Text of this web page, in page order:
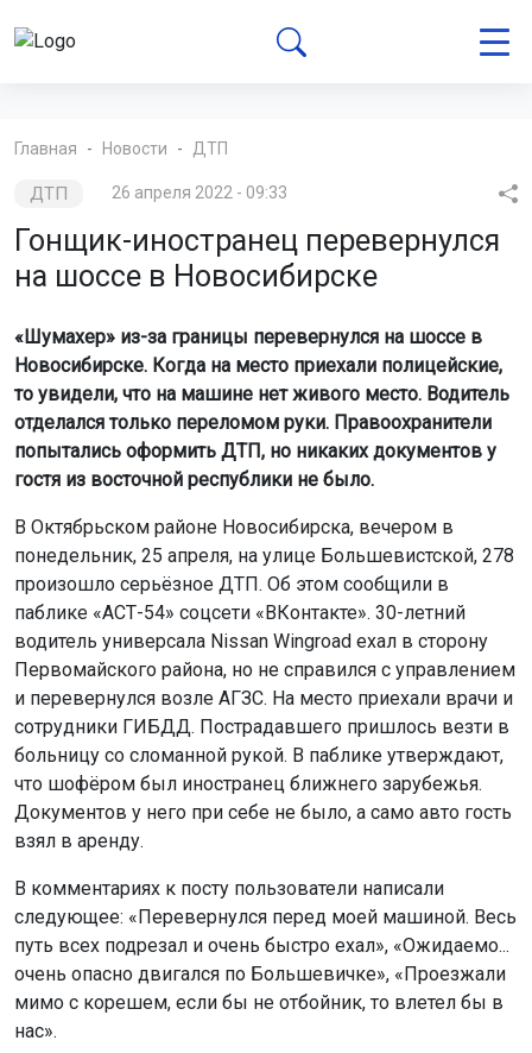
Главная Новости ДТП
ДТП 26 апреля 2022 - 09:33
Гонщик-иностранец перевернулся
на шоссе в Новосибирске
«Шумахер» из-за границы перевернулся на шоссе в
Новосибирске. Когда на место приехали полицейские,
то увидели, что на машине нет живого место. Водитель
отделался только переломом руки. Правоохранители
попытались оформить ДТП, но никаких документов у
гостя из восточной республики не было.
В Октябрьском районе Новосибирска, вечером в
понедельник, 25 апреля, на улице Большевистской, 278
произошло серьёзное ДТП. Об этом сообщили в
паблике «АСТ-54» соцсети «ВКонтакте». 30-летний
водитель универсала Nissan Wingroad ехал в сторону
Первомайского района, но не справился с управлением
и перевернулся возле АГЗС. На место приехали врачи и
сотрудники ГИБДД. Пострадавшего пришлось везти в
больницу со сломанной рукой. В паблике утверждают,
что шофёром был иностранец ближнего зарубежья.
Документов у него при себе не было, а само авто гость
взял в аренду.
В комментариях к посту пользователи написали
следующее: «Перевернулся перед моей машиной. Весь
путь всех подрезал и очень быстро ехал», «Ожидаемо...
очень опасно двигался по Большевичке», «Проезжали
мимо с корешем, если бы не отбойник, то влетел бы в
нас».